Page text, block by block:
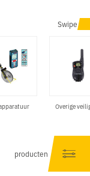
Swipe
Overige
producten